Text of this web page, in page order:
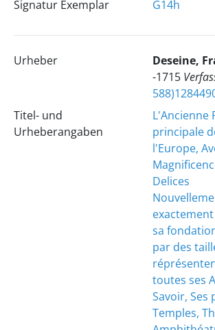
Signatur Exemplar
G14h
Urheber
Deseine,
-1715
Titel- und
Urheberangaben
L'Ancienne
principale
l'Europe,
Delices
sa
par des
toutes ses
Savoir, Ses
Temples,